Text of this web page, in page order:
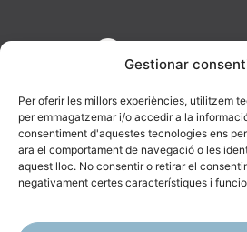
Gestionar
Per oferir les millors experiències, utilitzem
per emmagatzemar i/o accedir a la
consentiment d'aquestes tecnologies ens
ara el comportament de navegació o les
aquest lloc. No consentir o retirar el
negativament certes característiques i
AV. Diagonal, 477, 08036 Barcelona